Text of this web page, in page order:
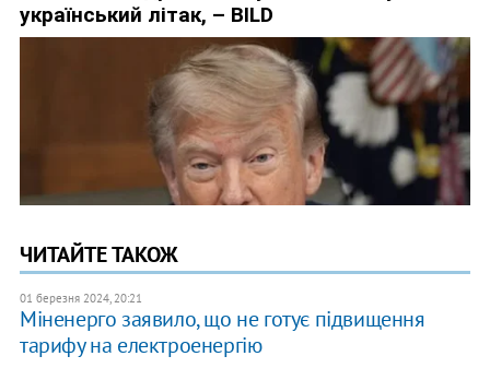
ЧИТАЙТЕ ТАКОЖ
01 березня 2024, 20:21
Міненерго заявило, що не готує підвищення
тарифу на електроенергію